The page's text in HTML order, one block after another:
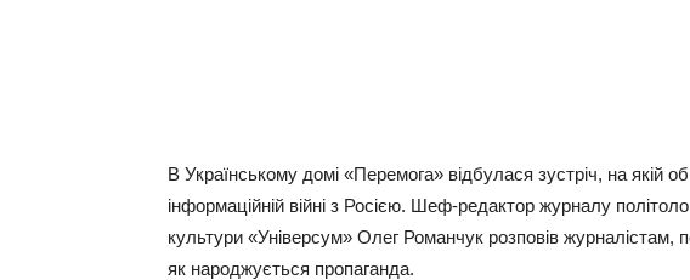
В Українському домі «Перемога» відбулася зустріч, на якій
інформаційній війні з Росією. Шеф-редактор журналу
культури «Універсум» Олег Романчук розповів журналістам,
як народжується пропаганда.